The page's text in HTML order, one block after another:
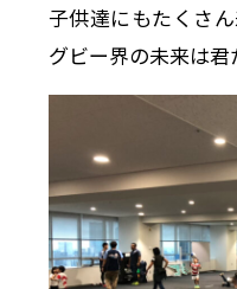
子供達にもたくさ
グビー界の未来は君